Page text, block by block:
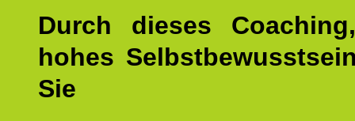
Durch dieses
hohes
Sie